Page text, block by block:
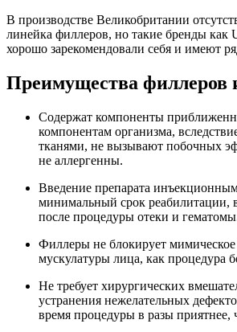
В производстве Великобритании
линейка филлеров, но такие бренды как
хорошо зарекомендовали себя и имеют
Преимущества филлеров
Содержат компоненты
компонентам организма,
тканями, не вызывают побочных
не аллергенны.
Введение препарата
минимальный срок реабилитации,
после процедуры отеки и
Филлеры не блокирует
мускулатуры лица, как процедура
Не требует хирургических
устранения нежелательных
время процедуры в разы приятнее,